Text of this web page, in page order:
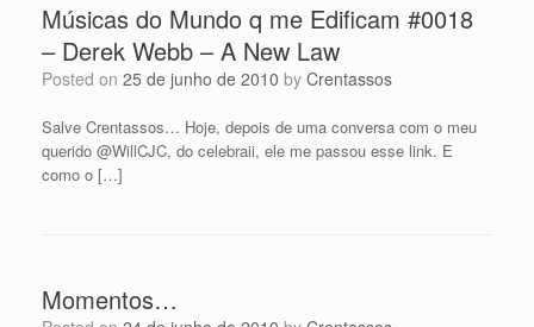
Músicas do Mundo q me Edificam #0018
– Derek Webb – A New Law
Posted on 25 de junho de 2010 by Crentassos
Salve Crentassos… Hoje, depois de uma conversa com o meu
querido @WillCJC, do celebraii, ele me passou esse link. E
como o […]
Momentos…